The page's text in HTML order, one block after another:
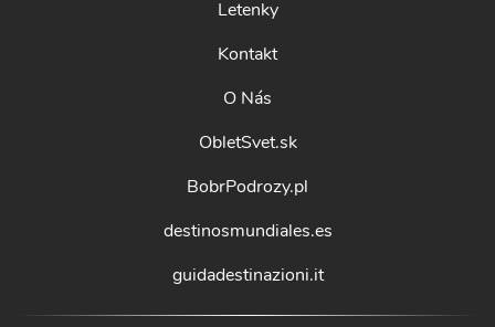
Letenky
Kontakt
O Nás
ObletSvet.sk
BobrPodrozy.pl
destinosmundiales.es
guidadestinazioni.it